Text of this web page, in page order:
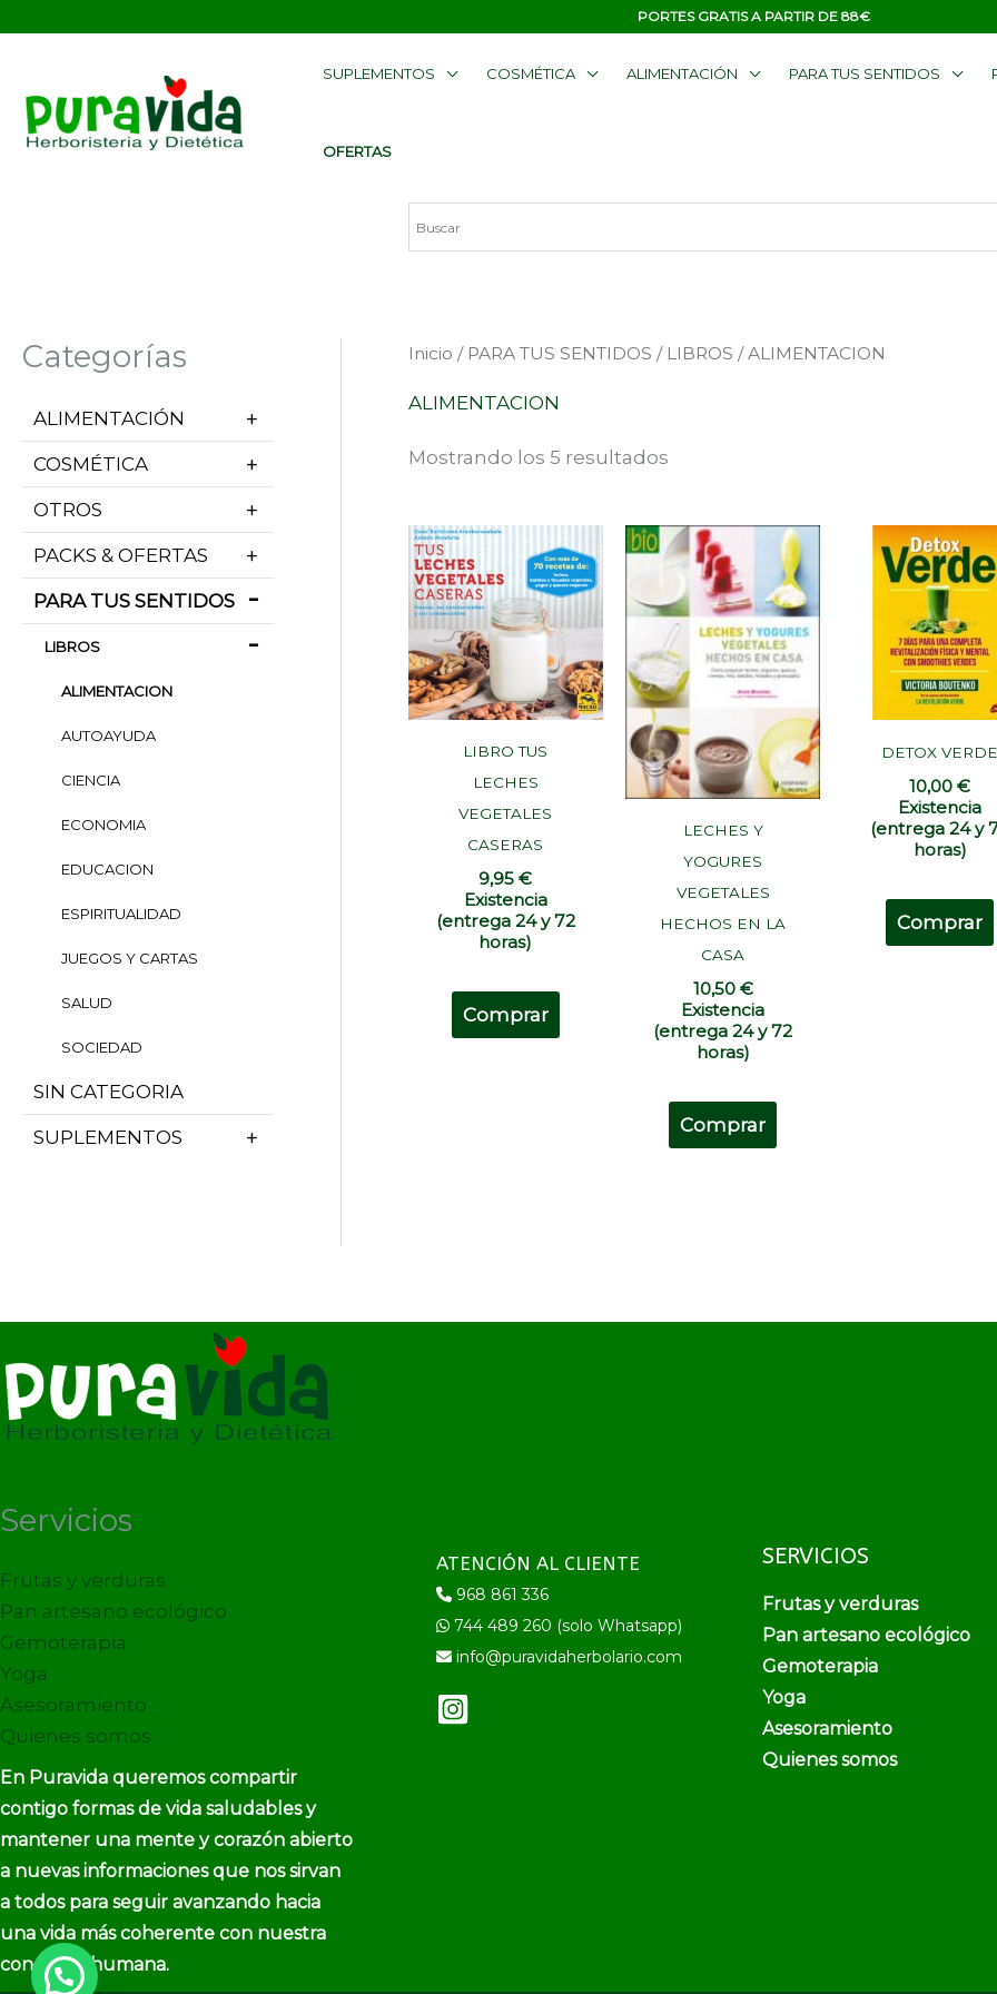
PORTES GRATIS A PARTIR DE 88€
SUPLEMENTOS COSMÉTICA ALIMENTACIÓN PARA TUS SENTIDOS
OFERTAS
Categorías
ALIMENTACIÓN
COSMÉTICA
OTROS
PACKS & OFERTAS
PARA TUS SENTIDOS
LIBROS
ALIMENTACION
AUTOAYUDA
CIENCIA
ECONOMIA
EDUCACION
ESPIRITUALIDAD
JUEGOS Y CARTAS
SALUD
SOCIEDAD
SIN CATEGORIA
SUPLEMENTOS
Inicio / PARA TUS SENTIDOS / LIBROS / ALIMENTACION
ALIMENTACION
Mostrando los 5 resultados
Ordenado
por
LIBRO TUS
LECHES
VEGETALES
CASERAS
9,95€
Existencia
(entrega 24 y 72
horas)
Comprar
LECHES Y
YOGURES
VEGETALES
HECHOS EN LA
CASA
10,50 €
Existencia
(entrega 24 y 72
horas)
Comprar
DETOX VERDE
10,00€
Existencia
(entrega 24 y
horas)
Comprar
Servicios
Frutas y verduras
Pan artesano ecológico
Gemoterapia
Yoga
Asesoramiento
Quienes somos
En Puravida queremos compartir
contigo formas de vida saludables y
mantener una mente y corazón abierto
a nuevas informaciones que nos sirvan
a todos para seguir avanzando hacia
una vida más coherente con nuestra
condición humana.
ATENCIÓN AL CLIENTE
968 861 336
744 489 260 (solo Whatsapp)
info@puravidaherbolario.com
SERVICIOS
Frutas y verduras
Pan artesano ecológico
Gemoterapia
Yoga
Asesoramiento
Quienes somos